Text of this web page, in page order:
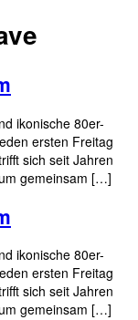
ikonische 80er-
ersten Freitag
sich seit Jahren
gemeinsam […]
ikonische 80er-
ersten Freitag
sich seit Jahren
gemeinsam […]